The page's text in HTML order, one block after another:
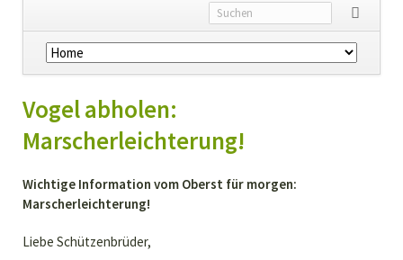
Navigation
überspringen
Vogel abholen:
Marscherleichterung!
Wichtige Information vom Oberst für morgen:
Marscherleichterung!
Liebe Schützenbrüder,